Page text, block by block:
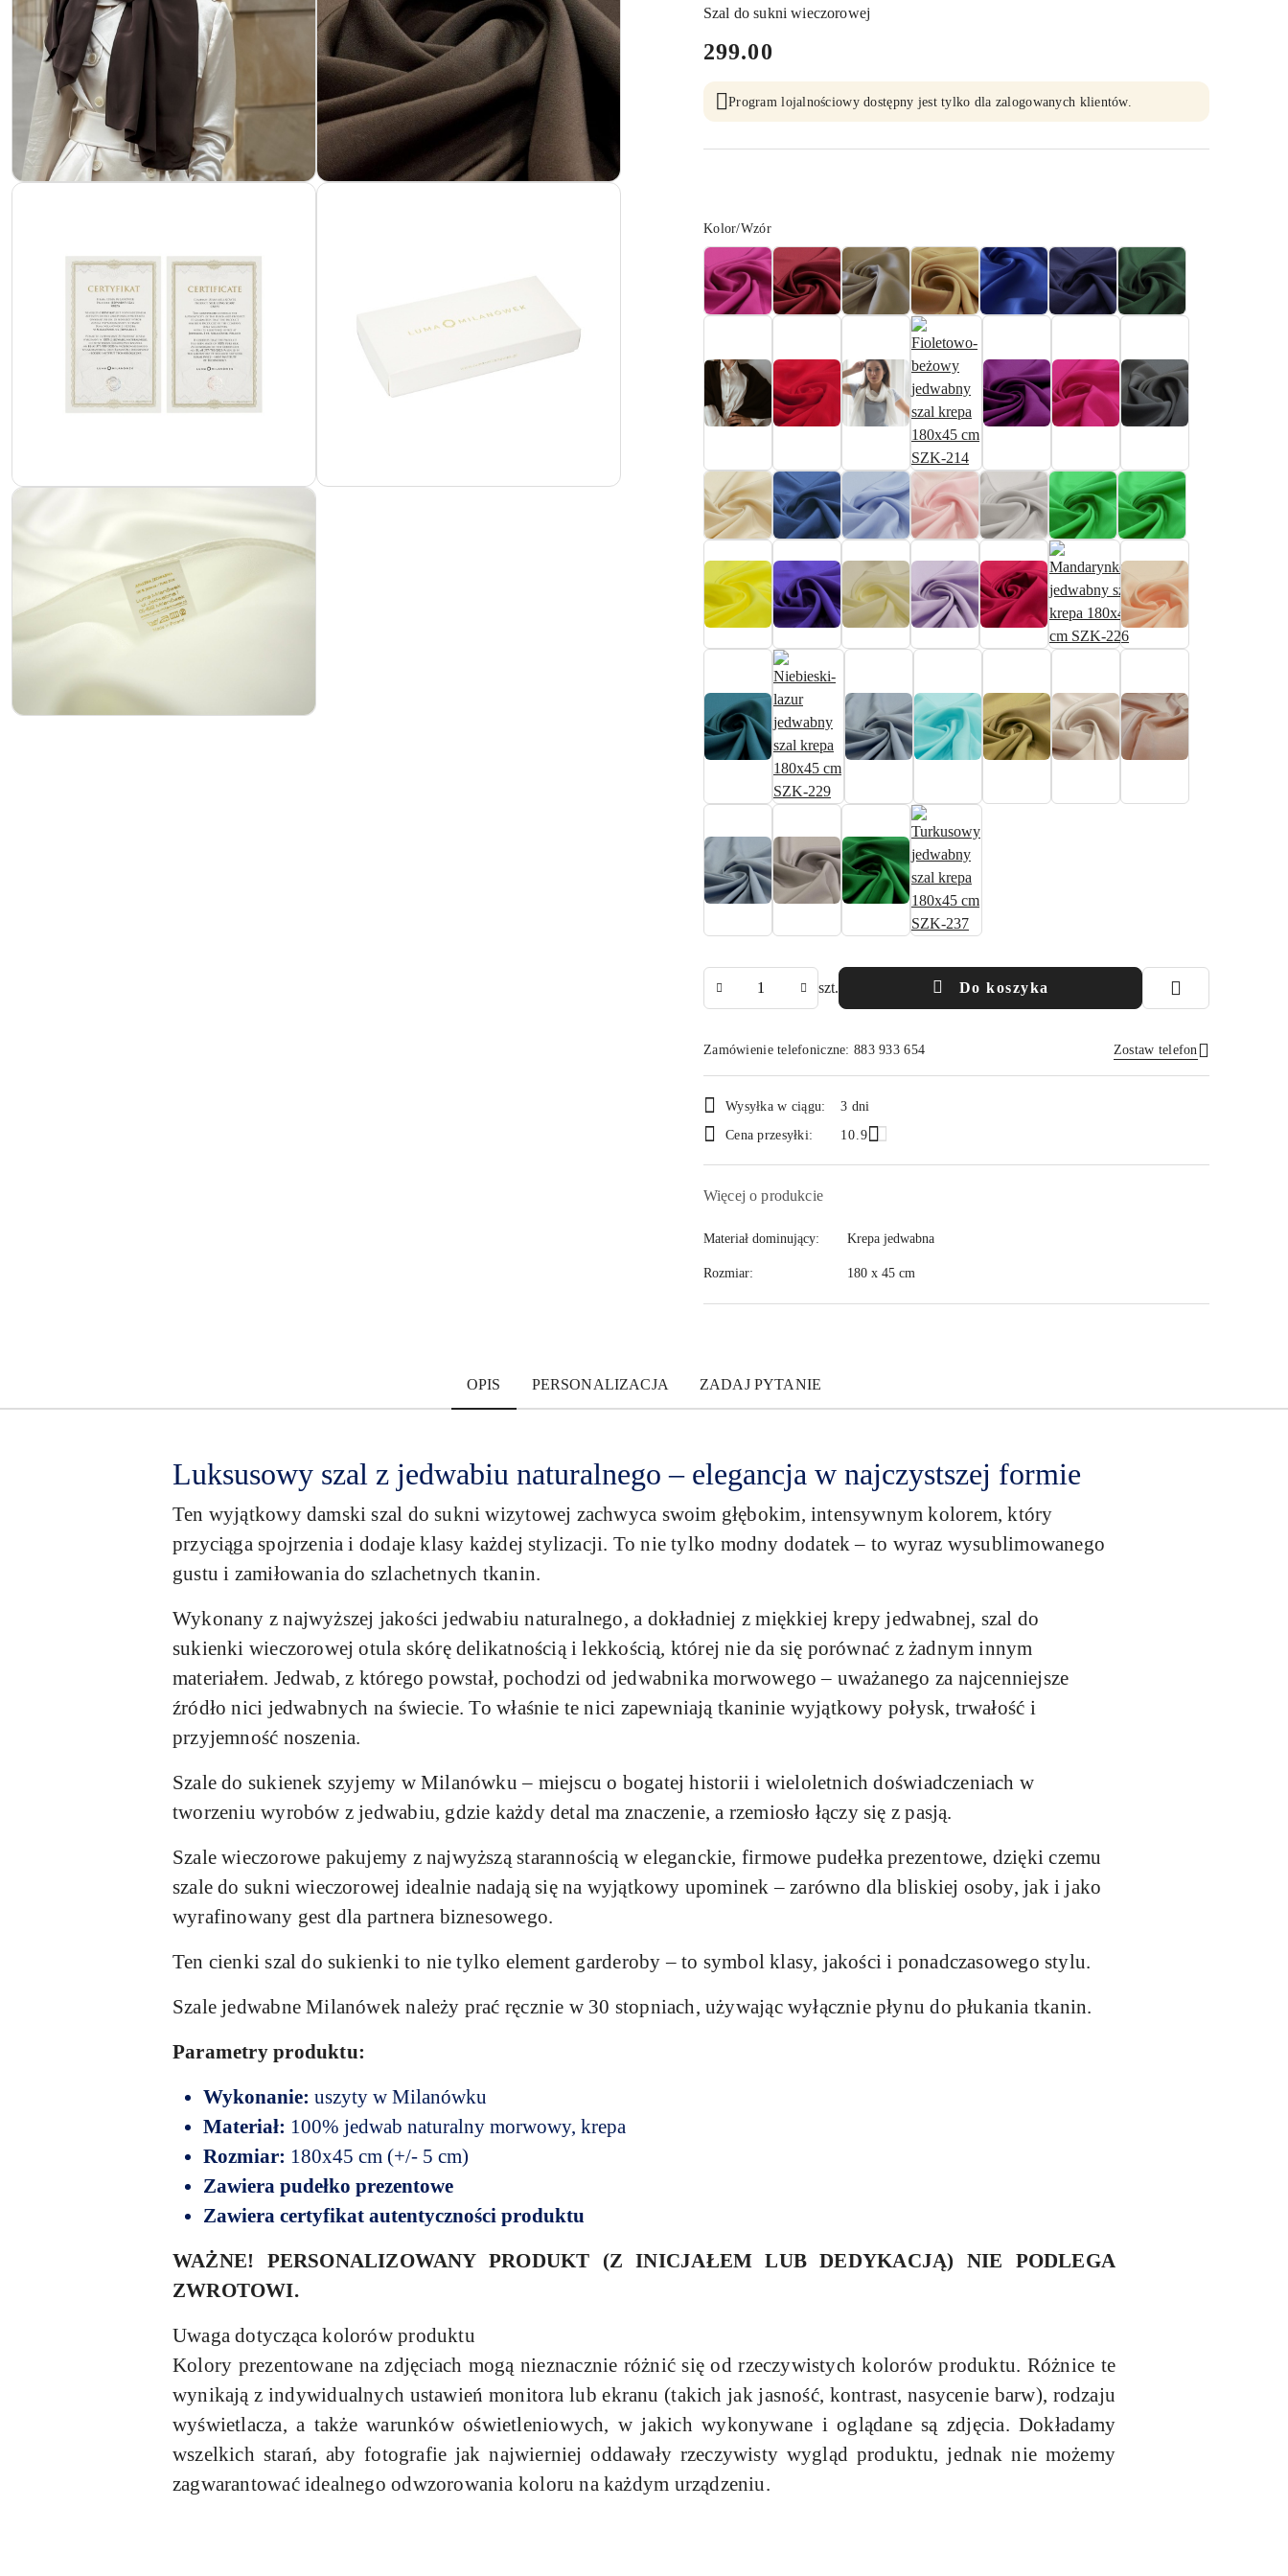
Szal do sukni wieczorowej
cena:
299.00
Program lojalnościowy dostępny jest tylko dla zalogowanych klientów.
Wariant
Kolor/Wzór
szt. Do koszyka
Zamówienie telefoniczne: 883 933 654 Zostaw telefon
Wyślij
Dostępność
i
Wysyłka w ciągu:
3 dni
Cena przesyłki:
10.9
Więcej o produkcie
Materiał dominujący: Krepa jedwabna
Rozmiar: 180 x 45 cm
OPIS PERSONALIZACJA ZADAJ PYTANIE
Luksusowy szal z jedwabiu naturalnego – elegancja w najczystszej formie
Ten wyjątkowy damski szal do sukni wizytowej zachwyca swoim głębokim, intensywnym kolorem, który
przyciąga spojrzenia i dodaje klasy każdej stylizacji. To nie tylko modny dodatek – to wyraz wysublimowanego
gustu i zamiłowania do szlachetnych tkanin.
Wykonany z najwyższej jakości jedwabiu naturalnego, a dokładniej z miękkiej krepy jedwabnej, szal do
sukienki wieczorowej otula skórę delikatnością i lekkością, której nie da się porównać z żadnym innym
materiałem. Jedwab, z którego powstał, pochodzi od jedwabnika morwowego – uważanego za najcenniejsze
źródło nici jedwabnych na świecie. To właśnie te nici zapewniają tkaninie wyjątkowy połysk, trwałość i
przyjemność noszenia.
Szale do sukienek szyjemy w Milanówku – miejscu o bogatej historii i wieloletnich doświadczeniach w
tworzeniu wyrobów z jedwabiu, gdzie każdy detal ma znaczenie, a rzemiosło łączy się z pasją.
Szale wieczorowe pakujemy z najwyższą starannością w eleganckie, firmowe pudełka prezentowe, dzięki czemu
szale do sukni wieczorowej idealnie nadają się na wyjątkowy upominek – zarówno dla bliskiej osoby, jak i jako
wyrafinowany gest dla partnera biznesowego.
Ten cienki szal do sukienki to nie tylko element garderoby – to symbol klasy, jakości i ponadczasowego stylu.
Szale jedwabne Milanówek należy prać ręcznie w 30 stopniach, używając wyłącznie płynu do płukania tkanin.
Parametry produktu:
Wykonanie: uszyty w Milanówku
Materiał: 100% jedwab naturalny morwowy, krepa
Rozmiar: 180x45 cm (+/- 5 cm)
Zawiera pudełko prezentowe
Zawiera certyfikat autentyczności produktu
WAŻNE! PERSONALIZOWANY PRODUKT (Z INICJAŁEM LUB DEDYKACJĄ) NIE PODLEGA
ZWROTOWI.
Uwaga dotycząca kolorów produktu
Kolory prezentowane na zdjęciach mogą nieznacznie różnić się od rzeczywistych kolorów produktu. Różnice te
wynikają z indywidualnych ustawień monitora lub ekranu (takich jak jasność, kontrast, nasycenie barw), rodzaju
wyświetlacza, a także warunków oświetleniowych, w jakich wykonywane i oglądane są zdjęcia. Dokładamy
wszelkich starań, aby fotografie jak najwierniej oddawały rzeczywisty wygląd produktu, jednak nie możemy
zagwarantować idealnego odwzorowania koloru na każdym urządzeniu.